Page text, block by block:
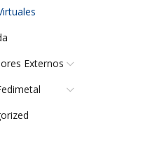
Externos